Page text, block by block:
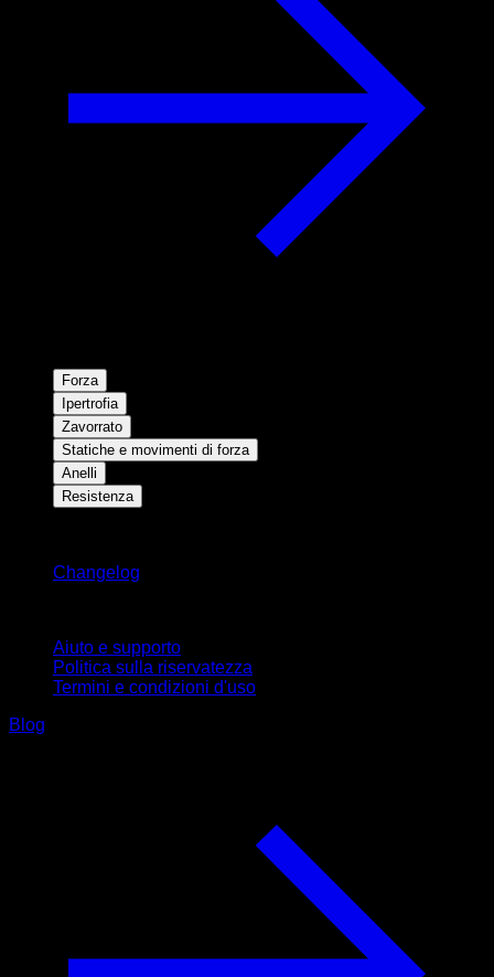
Forza
Ipertrofia
Zavorrato
Statiche e movimenti di forza
Anelli
Resistenza
Changelog
Aiuto e supporto
Politica sulla riservatezza
Termini e condizioni d'uso
Blog